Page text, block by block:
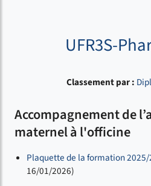
UFR3S-
Classement par :
Accompagnement de
maternel à l'officine
Plaquette de la formation 2025/
16/01/2026)